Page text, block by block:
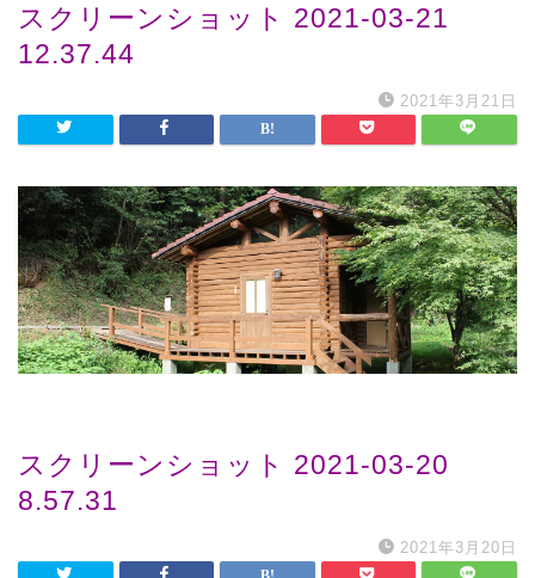
スクリーンショット 2021-03-21
12.37.44
2021年3月21日
スクリーンショット 2021-03-20
8.57.31
2021年3月20日